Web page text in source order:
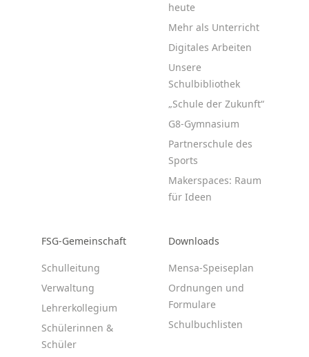
heute
Mehr als Unterricht
Digitales Arbeiten
Unsere
Schulbibliothek
„Schule der Zukunft“
G8-Gymnasium
Partnerschule des
Sports
Makerspaces: Raum
für Ideen
FSG-Gemeinschaft
Schulleitung
Verwaltung
Lehrerkollegium
Schülerinnen &
Schüler
Downloads
Mensa-Speiseplan
Ordnungen und
Formulare
Schulbuchlisten